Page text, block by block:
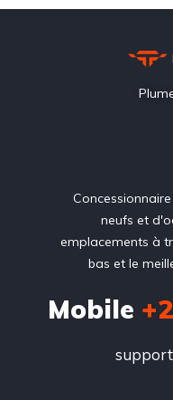
neufs et
emplacements à
bas et le
Mobile